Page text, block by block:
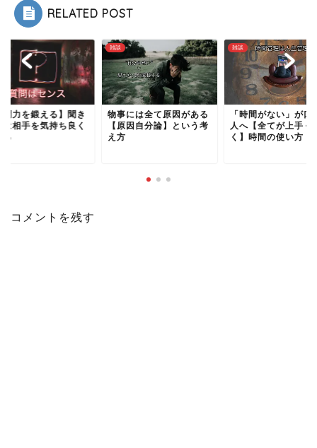
RELATED POST
問力を鍛える】聞き
は相手を気持ち良く
る
雑談
物事には全て原因がある
【原因自分論】という考
え方
雑談
「時間がない」が口
人へ【全てが上手く
く】時間の使い方
コメントを残す